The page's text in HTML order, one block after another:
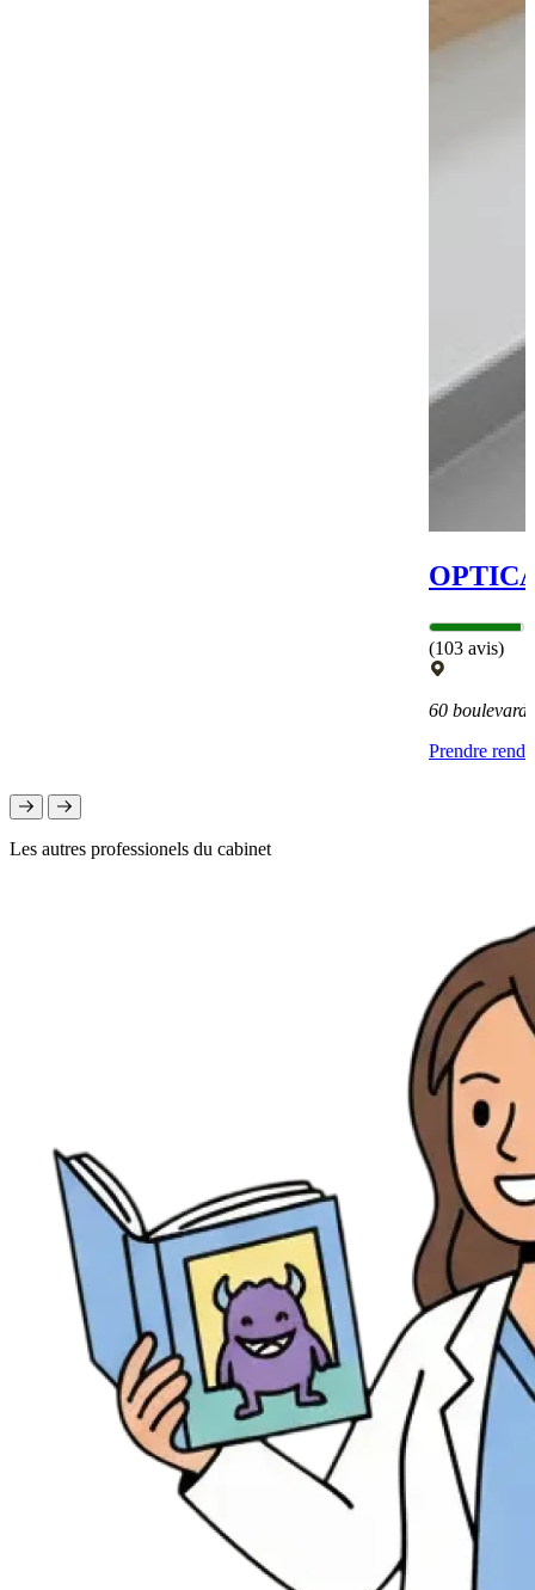
(103 avis)
60 boulevard
Prendre
Les autres professionels du cabinet